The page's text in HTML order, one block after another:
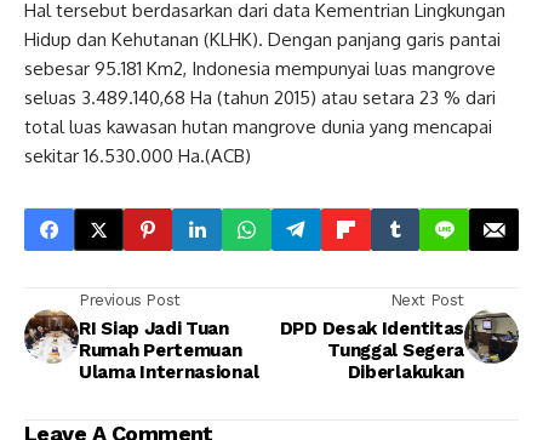
Hal tersebut berdasarkan dari data Kementrian Lingkungan
Hidup dan Kehutanan (KLHK). Dengan panjang garis pantai
sebesar 95.181 Km2, Indonesia mempunyai luas mangrove
seluas 3.489.140,68 Ha (tahun 2015) atau setara 23 % dari
total luas kawasan hutan mangrove dunia yang mencapai
sekitar 16.530.000 Ha.(ACB)
Previous Post
RI Siap Jadi Tuan
Rumah Pertemuan
Ulama Internasional
Next Post
DPD Desak Identitas
Tunggal Segera
Diberlakukan
Leave A Comment